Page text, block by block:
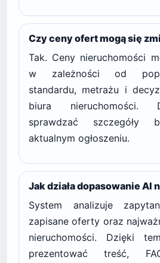
Czy ceny ofert mogą się
Tak. Ceny nieruchomości
w zależności od
standardu, metrażu i
biura nieruchomości.
sprawdzać szczegóły
aktualnym ogłoszeniu.
Jak działa dopasowanie AI
System analizuje
zapisane oferty oraz
nieruchomości. Dzięki
prezentować treść,